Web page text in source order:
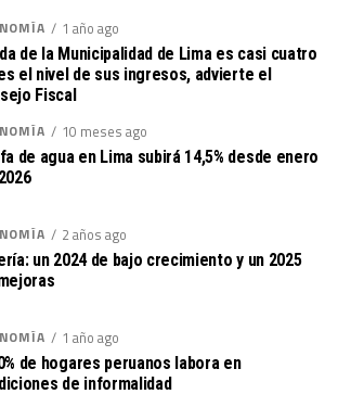
1 año ago
de la Municipalidad de Lima es casi cuatro
el nivel de sus ingresos, advierte el
Fiscal
10 meses ago
de agua en Lima subirá 14,5% desde enero
2 años ago
un 2024 de bajo crecimiento y un 2025
1 año ago
de hogares peruanos labora en
de informalidad